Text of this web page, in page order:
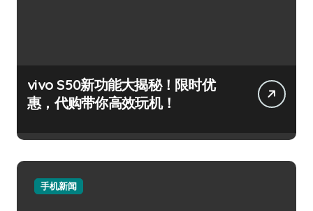
vivo S50新功能大揭秘！限时优
惠，代购带你高效玩机！
手机新闻